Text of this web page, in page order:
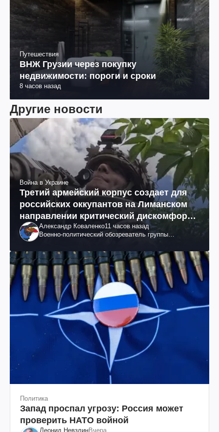
Путешествия
ВНЖ Грузии через покупку
недвижимости: пороги и сроки
8 часов назад
Другие новости
Война в Украине
Третий армейский корпус создает для
российских оккупантов на Лиманском
направлении критический дискомфорт:
как это удалось
Александр Коваленко11 часов назад
Военно-политический обозреватель группы
Политика
Запад проспал угрозу: Россия может
проверить НАТО войной
Леонид НевзлинВчера